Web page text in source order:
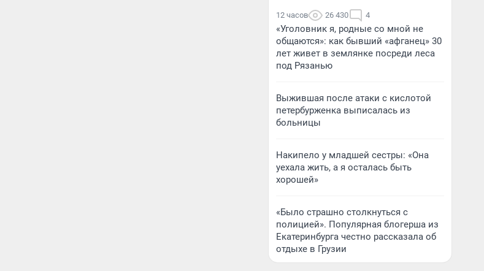
12 часов 26 430 4
«Уголовник я, родные со мной не
общаются»: как бывший «афганец» 30
лет живет в землянке посреди леса
под Рязанью
Выжившая после атаки с кислотой
петербурженка выписалась из
больницы
Накипело у младшей сестры: «Она
уехала жить, а я осталась быть
хорошей»
«Было страшно столкнуться с
полицией». Популярная блогерша из
Екатеринбурга честно рассказала об
отдыхе в Грузии